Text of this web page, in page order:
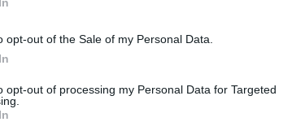
opt-out of the Sale of my Personal Data.
opt-out of processing my Personal Data for Targeted
στα μέσα του 18ου αιώνα και
βασιλιά Γεωργίου Δ’. Κατά τη διάρκεια της